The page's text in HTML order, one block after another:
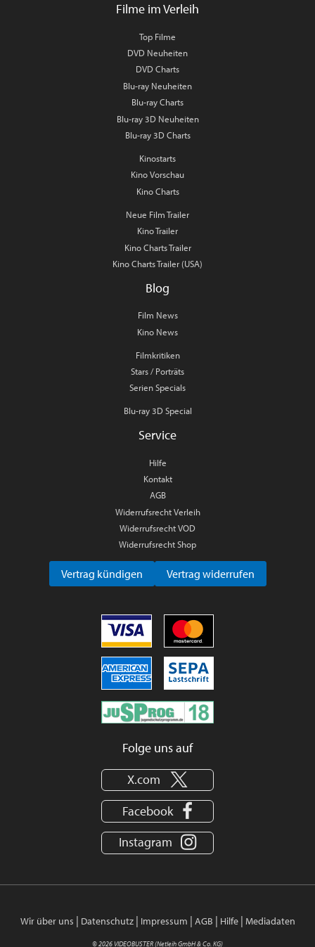
Filme im Verleih
Top Filme
DVD Neuheiten
DVD Charts
Blu-ray Neuheiten
Blu-ray Charts
Blu-ray 3D Neuheiten
Blu-ray 3D Charts
Kinostarts
Kino Vorschau
Kino Charts
Neue Film Trailer
Kino Trailer
Kino Charts Trailer
Kino Charts Trailer (USA)
Blog
Film News
Kino News
Filmkritiken
Stars / Porträts
Serien Specials
Blu-ray 3D Special
Service
Hilfe
Kontakt
AGB
Widerrufsrecht Verleih
Widerrufsrecht VOD
Widerrufsrecht Shop
Vertrag kündigen Vertrag widerrufen
Folge uns auf
X.com
Facebook
Instagram
Wir über uns | Datenschutz| Impressum | AGB | Hilfe| Mediadaten
© 2026 VIDEOBUSTER (Netleih GmbH & Co. KG)